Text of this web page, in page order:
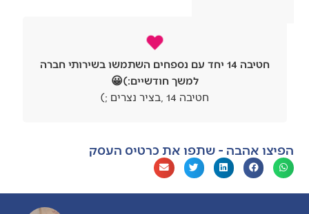
חטיבה 14 יחד עם נספחים השתמשו בשירותי חברה
למשך חודשיים:)😀
חטיבה 14 ,בציר נצרים ;)
הפיצו אהבה - שתפו את כרטיס העסק